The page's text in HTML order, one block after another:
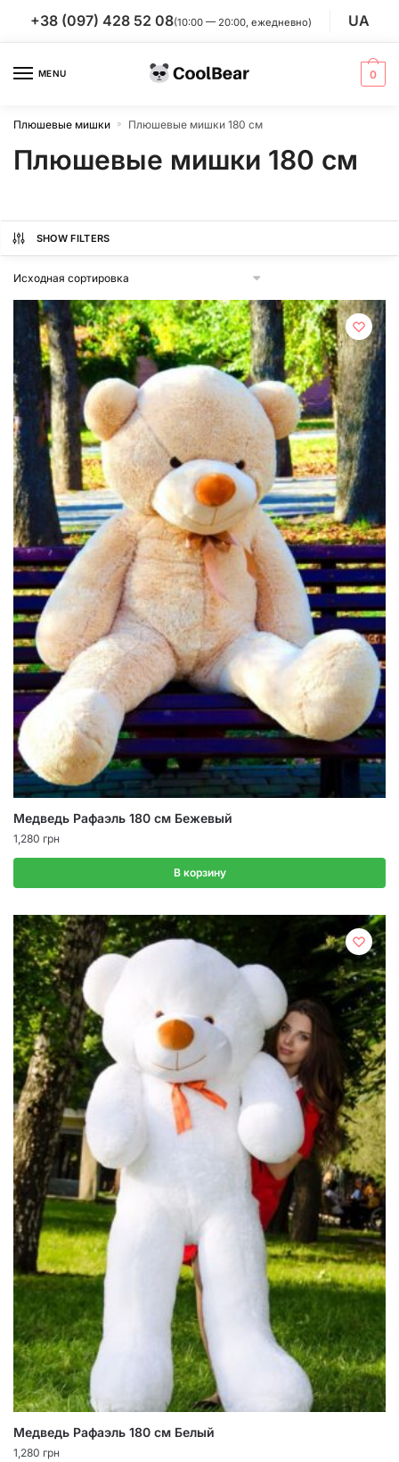
+38 (097) 428 52 08(10:00 — 20:00, ежедневно) UA
MENU 0
Плюшевые мишки » Плюшевые мишки 180 см
Плюшевые мишки 180 см
SHOW FILTERS
Медведь Рафаэль 180 см Бежевый
1,280 грн
В корзину
Медведь Рафаэль 180 см Белый
1,280 грн